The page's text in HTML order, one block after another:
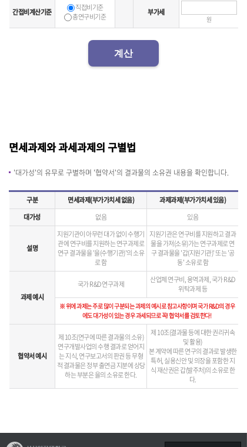
간접비계산기준
직접비기준
총연구비기준
부가세
원
계산
면세과제와 과세과제의 구별법
'대가성'의 유무로 구별하며 '협약서'의 결과물의 소유권 내용을 확인합니다.
구분 면세과제(부가가치세 없음)
과제과제(부가가치세 있음)
대가성
없음 있음
설명
지원기관이 아무런 대가 없이 수행기
관에 연구비를 지원하는 연구과제로
연구 결과물을 '을(수행기관)'의 소유
로 함
지원기관은 연구비를 지원하고 결과
물을 가져(소유)가는 연구과제로 연
구 결과물을 '갑(지원기관)' 또는 '공
동' 소유로 함
과제 예시
국가 R&D 연구과제
산업체 연구비, 용역과제, 국가 R&D
위탁과제 등
※ 위에 과제는 주로 많이 구분되는 과제의 예시로 참고사항이며 국가 R&D의 경우
에도 대가성이 있는 경우 과세되므로 꼭! 협약서를 검토한다!
협약서 예시
제 10조(연구에 따른 결과물의 소유)
연구개발사업의 수행 결과로 얻어지
는 지식, 연구보고서의 판권 등 무형
적 결과물은 정부 출연금 지분에 상당
하는 부분은 을의 소유로 한다.
제 10조(결과물 등에 대한 권리귀속
및 활용)
본 계약에 따른 연구의 결과로 발생한
특허, 실용신안 및 의장을 포함한 지
식 재산권은 갑(발주처)의 소유로 한
다.